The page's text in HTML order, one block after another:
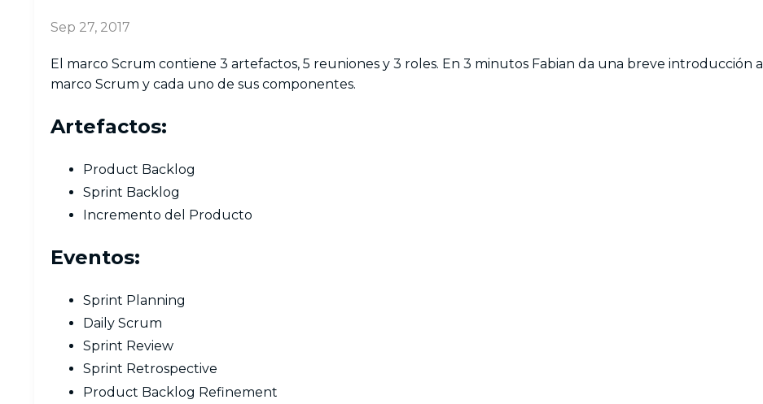
Sep 27, 2017
El marco Scrum contiene 3 artefactos, 5 reuniones y 3 roles. En 3 minutos Fabian da una breve introducción al
marco Scrum y cada uno de sus componentes.
Artefactos:
Product Backlog
Sprint Backlog
Incremento del Producto
Eventos:
Sprint Planning
Daily Scrum
Sprint Review
Sprint Retrospective
Product Backlog Refinement